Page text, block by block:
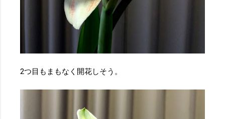
2つ目もまもなく開花しそう。